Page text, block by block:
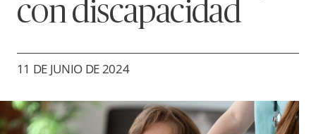
con discapacidad
11 DE JUNIO DE 2024